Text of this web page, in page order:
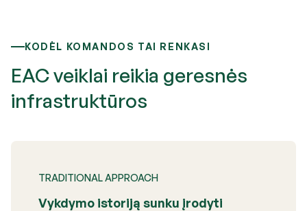
KODĖL KOMANDOS TAI RENKASI
EAC veiklai reikia geresnės
infrastruktūros
TRADITIONAL APPROACH
Vykdymo istoriją sunku įrodyti